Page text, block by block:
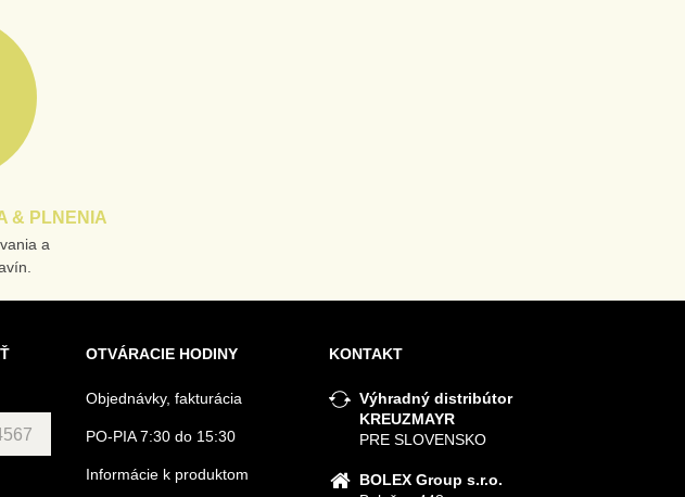
& PLNENIA
a
OTVÁRACIE HODINY
Objednávky, fakturácia
PO-PIA 7:30 do 15:30
Informácie k produktom
KONTAKT
Výhradný distribútor
KREUZMAYR
PRE SLOVENSKO
BOLEX Group s.r.o.